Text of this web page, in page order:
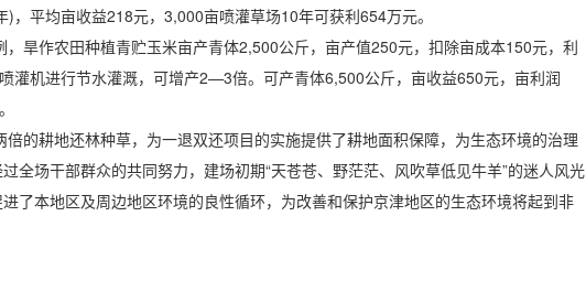
，平均亩收益218元，3,000亩喷灌草场10年可获利654万元。
作农田种植青贮玉米亩产青体2,500公斤，亩产值250元，扣除亩成本150元，利
灌机进行节水灌溉，可增产2—3倍。可产青体6,500公斤，亩收益650元，亩利润
耕地还林种草，为一退双还项目的实施提供了耕地面积保障，为生态环境的治理
全场干部群众的共同努力，建场初期“天苍苍、野茫茫、风吹草低见牛羊”的迷人风光
了本地区及周边地区环境的良性循环，为改善和保护京津地区的生态环境将起到非